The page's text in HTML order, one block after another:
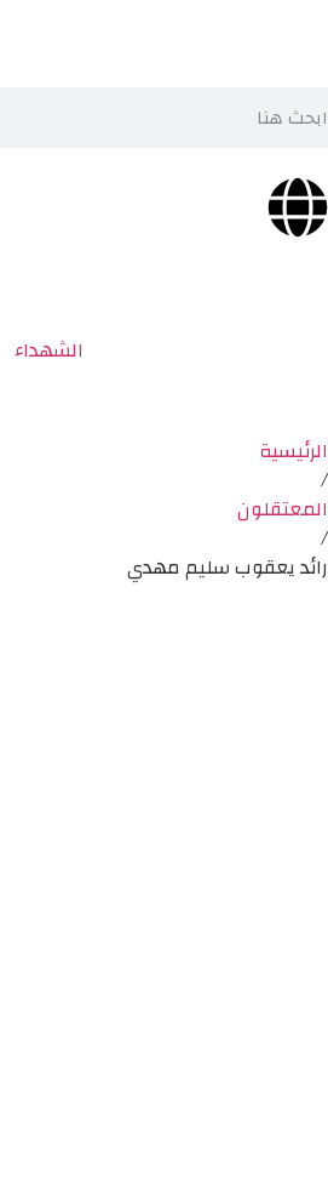
الشهداء
الرئيسية
/
المعتقلون
/
رائد يعقوب سليم مهدي